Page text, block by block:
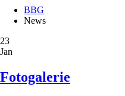
BBG
News
23
Jan
Fotogalerie